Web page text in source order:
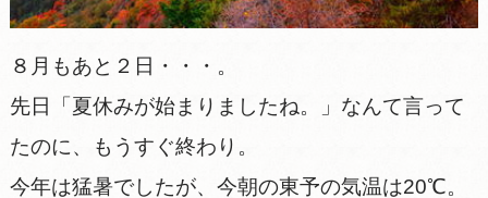
８月もあと２日・・・。
先日「夏休みが始まりましたね。」なんて言って
たのに、もうすぐ終わり。
今年は猛暑でしたが、今朝の東予の気温は20℃。